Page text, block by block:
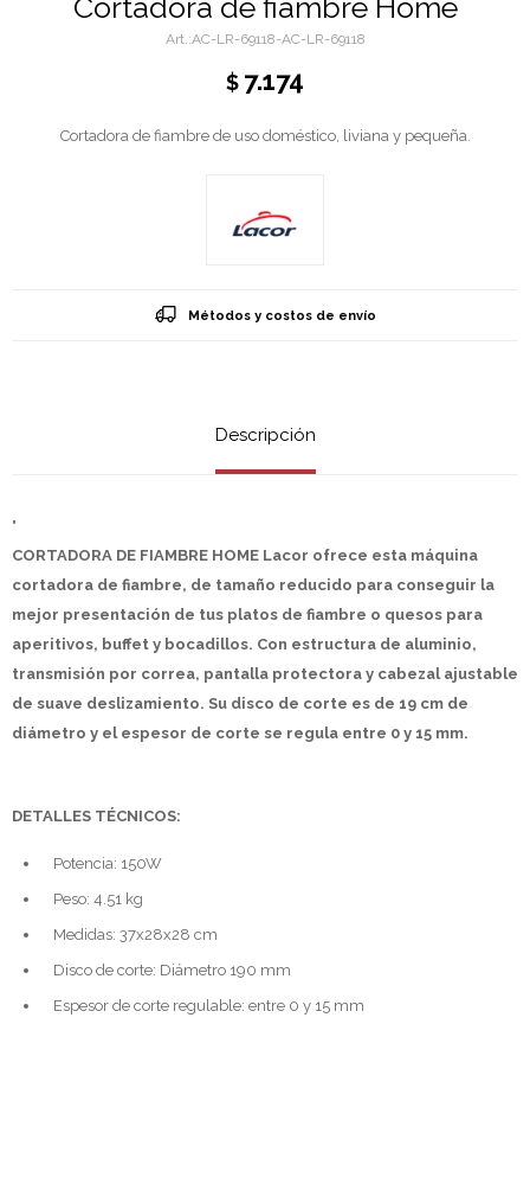
Cortadora de fiambre Home
AC-LR-69118-AC-LR-69118
$ 7.174
Cortadora de fiambre de uso doméstico, liviana y pequeña.
Métodos y costos de envío
Descripción
"
CORTADORA DE FIAMBRE HOME Lacor ofrece esta máquina
cortadora de fiambre, de tamaño reducido para conseguir la
mejor presentación de tus platos de fiambre o quesos para
aperitivos, buffet y bocadillos. Con estructura de aluminio,
transmisión por correa, pantalla protectora y cabezal ajustable
de suave deslizamiento. Su disco de corte es de 19 cm de
diámetro y el espesor de corte se regula entre 0 y 15 mm.
DETALLES TÉCNICOS:
Potencia: 150W
Peso: 4.51 kg
Medidas: 37x28x28 cm
Disco de corte: Diámetro 190 mm
Espesor de corte regulable: entre 0 y 15 mm